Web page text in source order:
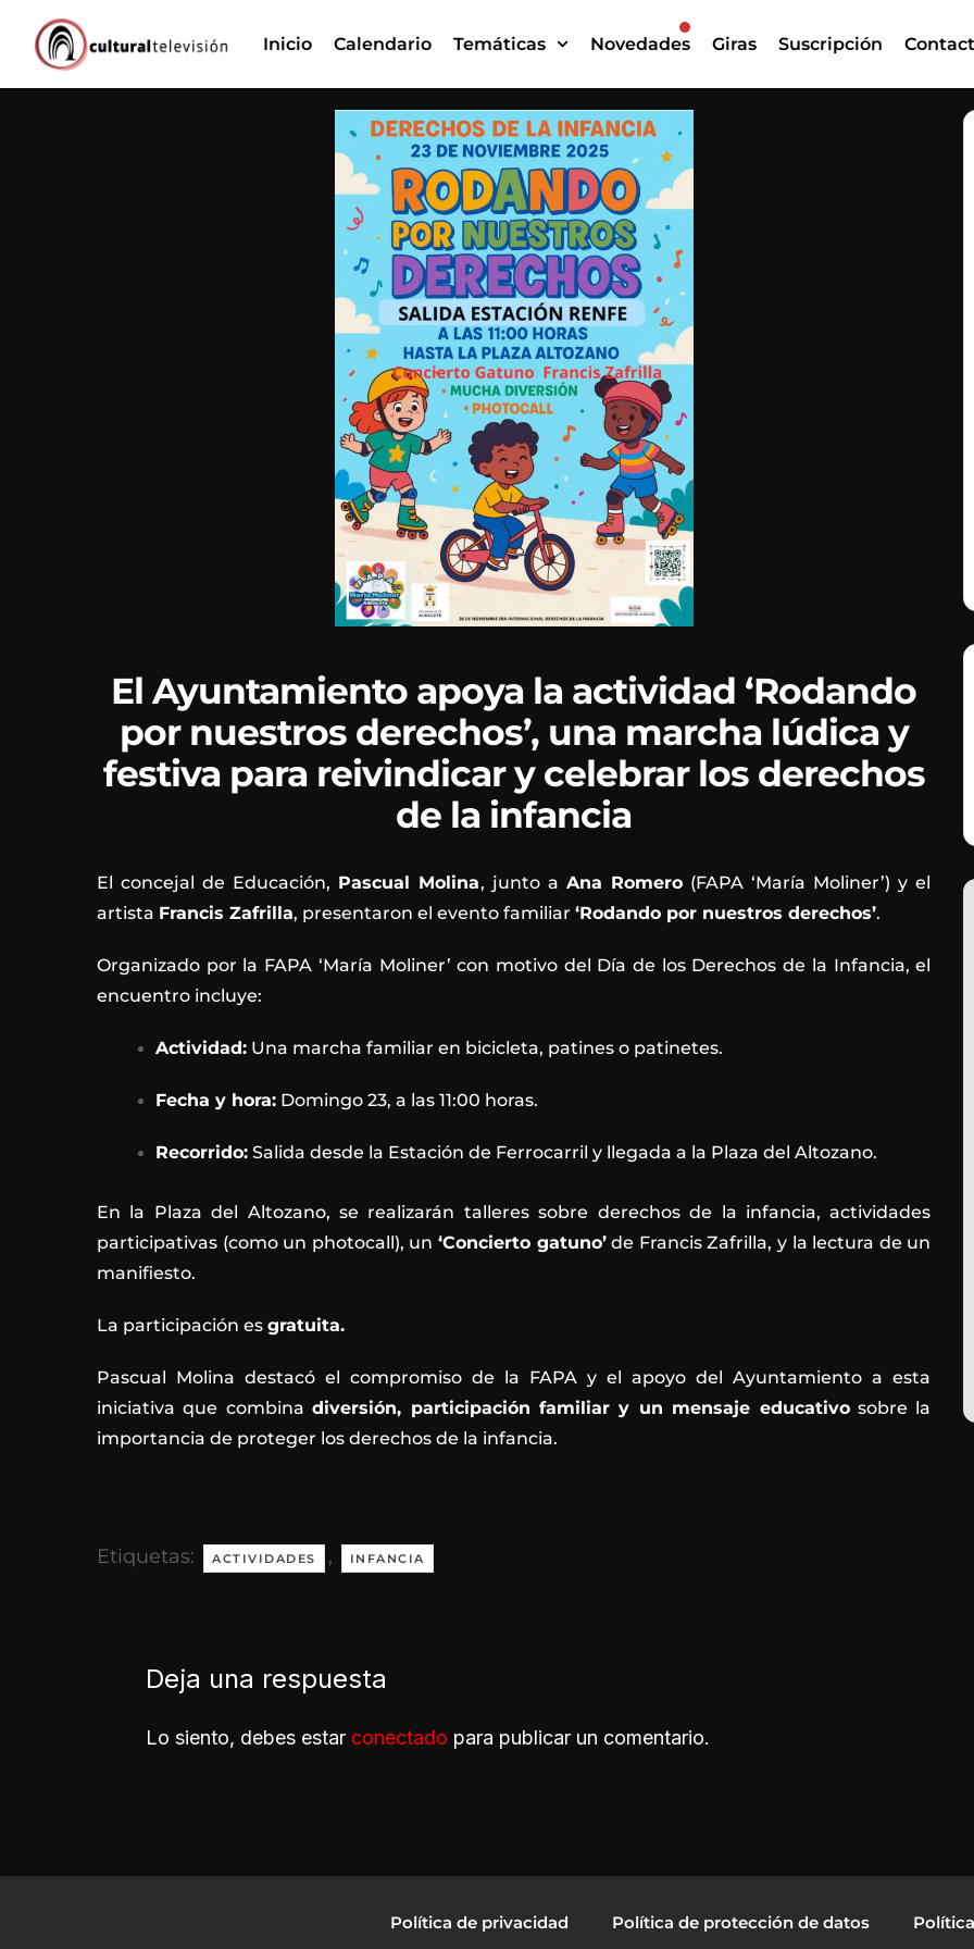
contenido
Inicio Calendario Temáticas Novedades Giras Suscripción
El Ayuntamiento apoya la actividad ‘Rodando
por nuestros derechos’, una marcha lúdica y
festiva para reivindicar y celebrar los derechos
de la infancia
El concejal de Educación, Pascual Molina, junto a Ana Romero(FAPA ‘María Moliner’) y el
artista Francis Zafrilla, presentaron el evento familiar ‘Rodando por nuestros derechos’.
Organizado por la FAPA ‘María Moliner’ con motivo del Día de los Derechos de la Infancia, el
encuentro incluye:
Actividad: Una marcha familiar en bicicleta, patines o patinetes.
Fecha y hora: Domingo 23, a las 11:00 horas.
Recorrido: Salida desde la Estación de Ferrocarril y llegada a la Plaza del Altozano.
En la Plaza del Altozano, se realizarán talleres sobre derechos de la infancia, actividades
participativas (como un photocall), un ‘Concierto gatuno’de Francis Zafrilla, y la lectura de un
manifiesto.
La participación es gratuita.
Pascual Molina destacó el compromiso de la FAPA y el apoyo del Ayuntamiento a esta
iniciativa que combinadiversión, participación familiar y un mensaje educativosobre la
importancia de proteger los derechos de la infancia.
Etiquetas: ACTIVIDADES , INFANCIA
Deja una respuesta
Lo siento, debes estar conectado para publicar un comentario.
Política de privacidad Política de protección de datos